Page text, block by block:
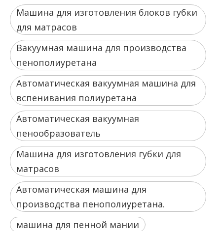
Машина для изготовления блоков губки
для матрасов
Вакуумная машина для производства
пенополиуретана
Автоматическая вакуумная машина для
вспенивания полиуретана
Автоматическая вакуумная
пенообразователь
Машина для изготовления губки для
матрасов
Автоматическая машина для
производства пенополиуретана.
машина для пенной мании